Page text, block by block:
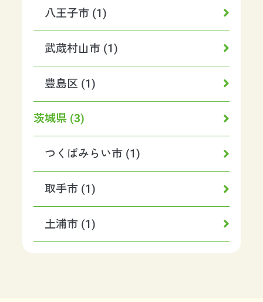
八王子市 (1)
武蔵村山市 (1)
豊島区 (1)
茨城県 (3)
つくばみらい市 (1)
取手市 (1)
土浦市 (1)